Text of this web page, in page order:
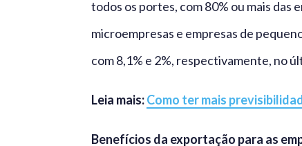
todos os portes, com 80% ou mais das
microempresas e empresas de
com 8,1% e 2%, respectivamente, no
Leia mais:Como ter mais
Benefícios da exportação para as